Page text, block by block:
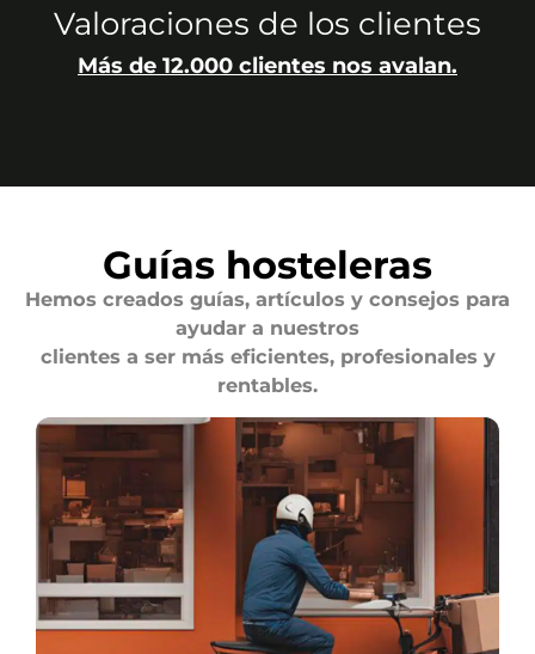
Valoraciones de los clientes
Más de 12.000 clientes nos avalan.
Guías hosteleras
Hemos creados guías, artículos y consejos para
ayudar a nuestros
clientes a ser más eficientes, profesionales y
rentables.